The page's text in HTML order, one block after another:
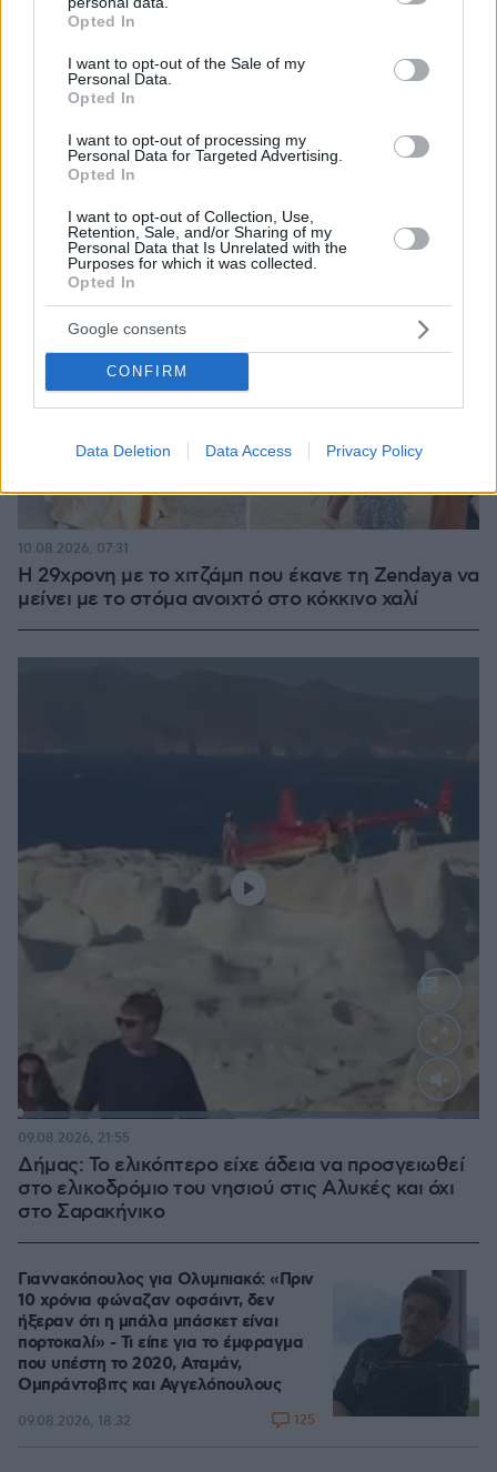
grant or deny consent to Google and its third-party tags to
use your data for below specified purposes in below Google
consent section.
Opted In
I want to opt-out of the Sale of my
Personal Data.
Opted In
I want to opt-out of processing my
Personal Data for Targeted Advertising.
Opted In
I want to opt-out of Collection, Use,
Retention, Sale, and/or Sharing of my
Personal Data that Is Unrelated with the
Purposes for which it was collected.
Opted In
Google consents
CONFIRM
Data Deletion Data Access Privacy Policy
1.400 χρόνια, που γέννησε τον Ακάθιστο Ύμνο
Η 29χρονη με το χιτζάμπ που έκανε τη Zendaya να
μείνει με το στόμα ανοιχτό στο κόκκινο χαλί
10.08.2026, 07:31
:
Δήμας: Το ελικόπτερο είχε άδεια να προσγειωθεί
στο ελικοδρόμιο του νησιού στις Αλυκές και όχι
στο Σαρακήνικο
09.08.2026, 21:55
Γιαννακόπουλος για Ολυμπιακό: «Πριν
10 χρόνια φώναζαν οφσάιντ, δεν
ήξεραν ότι η μπάλα μπάσκετ είναι
πορτοκαλί» - Τι είπε για το έμφραγμα
που υπέστη το 2020, Αταμάν,
Ομπράντοβιτς και Αγγελόπουλους
09.08.2026, 18:32 125